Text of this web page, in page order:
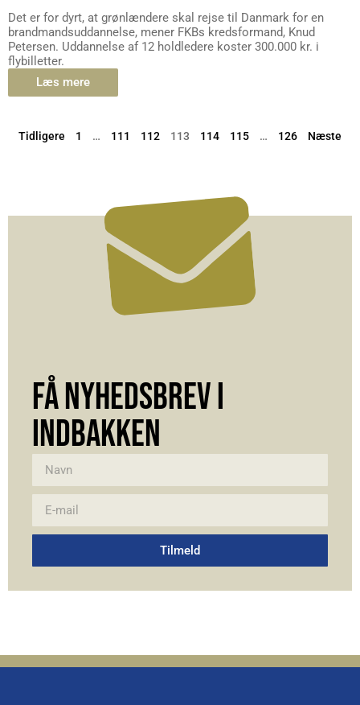
Det er for dyrt, at grønlændere skal rejse til Danmark for en
brandmandsuddannelse, mener FKBs kredsformand, Knud
Petersen. Uddannelse af 12 holdledere koster 300.000 kr. i
flybilletter.
Læs mere
Tidligere 1 … 111 112 113 114 115 … 126 Næste
FÅ NYHEDSBREV I
INDBAKKEN
Tilmeld